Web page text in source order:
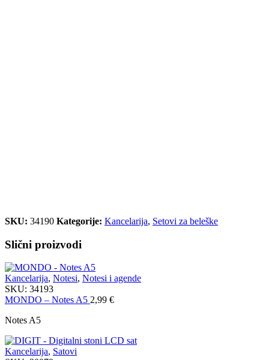
SKU: 34190 Kategorije: Kancelarija, Setovi za beleške
Slični proizvodi
Kancelarija, Notesi, Notesi i agende
SKU: 34193
MONDO – Notes A5 2,99 €
Notes A5
Kancelarija, Satovi